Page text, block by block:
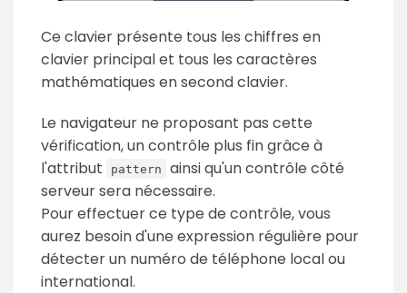
Ce clavier présente tous les chiffres en
clavier principal et tous les caractères
mathématiques en second clavier.
Le navigateur ne proposant pas cette
vérification, un contrôle plus fin grâce à
l'attribut
pattern
ainsi qu'un contrôle côté
serveur sera nécessaire.
Pour effectuer ce type de contrôle, vous
aurez besoin d'une expression régulière pour
détecter un numéro de téléphone local ou
international.